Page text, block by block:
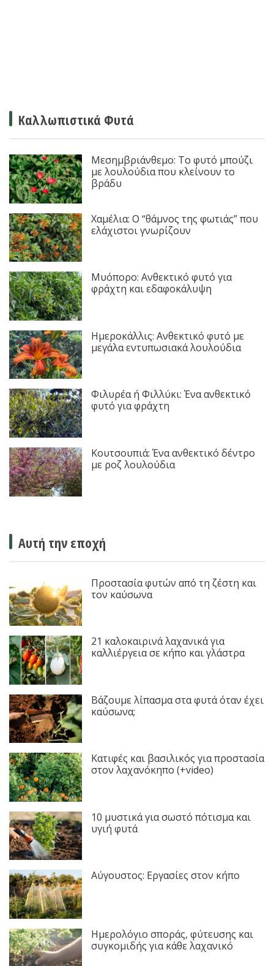
Καλλωπιστικά Φυτά
Μεσημβριάνθεμο: Το φυτό μπούζι
με λουλούδια που κλείνουν το
βράδυ
Χαμέλια: Ο “θάμνος της φωτιάς” που
ελάχιστοι γνωρίζουν
Μυόπορο: Ανθεκτικό φυτό για
φράχτη και εδαφοκάλυψη
Ημεροκάλλις: Ανθεκτικό φυτό με
μεγάλα εντυπωσιακά λουλούδια
Φιλυρέα ή Φιλλύκι: Ένα ανθεκτικό
φυτό για φράχτη
Κουτσουπιά: Ένα ανθεκτικό δέντρο
με ροζ λουλούδια
Αυτή την εποχή
Προστασία φυτών από τη ζέστη και
τον καύσωνα
21 καλοκαιρινά λαχανικά για
καλλιέργεια σε κήπο και γλάστρα
Βάζουμε λίπασμα στα φυτά όταν έχει
καύσωνα;
Κατιφές και βασιλικός για προστασία
στον λαχανόκηπο (+video)
10 μυστικά για σωστό πότισμα και
υγιή φυτά
Αύγουστος: Εργασίες στον κήπο
Ημερολόγιο σποράς, φύτευσης και
συγκομιδής για κάθε λαχανικό